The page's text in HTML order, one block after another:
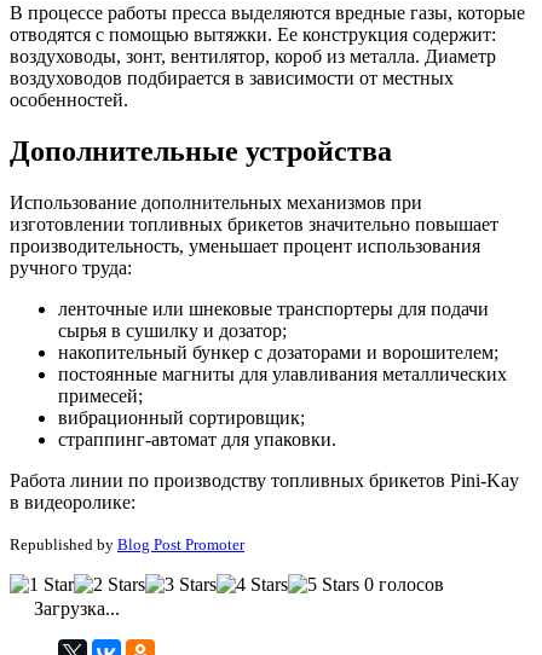
В процессе работы пресса выделяются вредные газы, которые
отводятся с помощью вытяжки. Ее конструкция содержит:
воздуховоды, зонт, вентилятор, короб из металла. Диаметр
воздуховодов подбирается в зависимости от местных
особенностей.
Дополнительные устройства
Использование дополнительных механизмов при
изготовлении топливных брикетов значительно повышает
производительность, уменьшает процент использования
ручного труда:
ленточные или шнековые транспортеры для подачи
сырья в сушилку и дозатор;
накопительный бункер с дозаторами и ворошителем;
постоянные магниты для улавливания металлических
примесей;
вибрационный сортировщик;
страппинг-автомат для упаковки.
Работа линии по производству топливных брикетов Pini-Kay
в видеоролике:
Republished by Blog Post Promoter
0 голосов
Загрузка...